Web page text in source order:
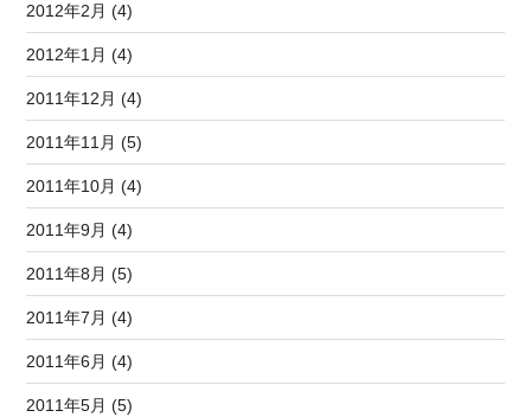
2012年2月 (4)
2012年1月 (4)
2011年12月 (4)
2011年11月 (5)
2011年10月 (4)
2011年9月 (4)
2011年8月 (5)
2011年7月 (4)
2011年6月 (4)
2011年5月 (5)